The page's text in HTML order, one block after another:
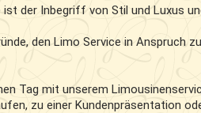
der Inbegriff von Stil und Luxus
den Limo Service in
Tag mit unserem
zu einer Kundenpräsentation